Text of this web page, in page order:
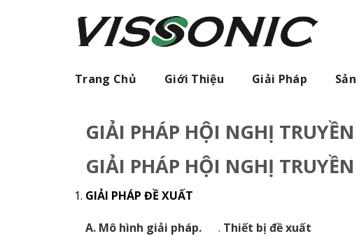
Trang Chủ Giới Thiệu Giải Pháp
GIẢI PHÁP HỘI NGHỊ
GIẢI PHÁP HỘI NGHỊ
GIẢI PHÁP ĐỀ XUẤT
A. Mô hình giải pháp. . Thiết bị đề xuất